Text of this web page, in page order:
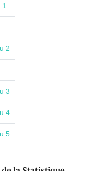
1
2
3
4
5